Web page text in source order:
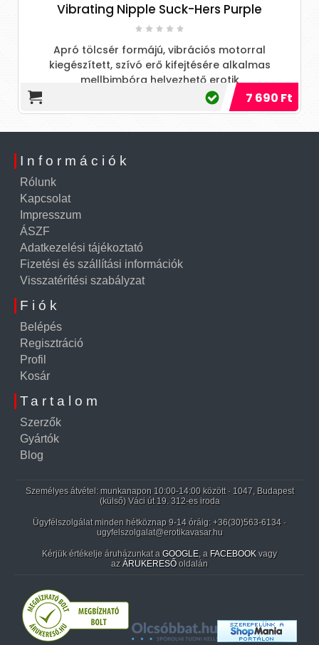
Vibrating Nipple Suck-Hers Purple
Apró tölcsér formájú, vibrációs motorral
kiegészített, szívó erő kifejtésére alkalmas
mellbimbóra helyezhető erotik
7 690 Ft
Információk
Rólunk
Kapcsolat
Impresszum
ÁSZF
Adatkezelési tájékoztató
Fizetési és szállítási információk
Visszatérítési szabályzat
Fiók
Belépés
Regisztráció
Profil
Kosár
Tartalom
Szerzők
Gyártók
Blog
Személyes átvétel: munkanapon 10:00-14:00 között · 1047, Budapest
(külső) Váci út 19. 312-es iroda
Ügyfélszolgálat minden hétköznap 9-14 óráig: +36(30)563-6134 ·
ugyfelszolgalat@erotikavasar.hu
Kérjük értékelje áruházunkat a GOOGLE , a FACEBOOK vagy
az ÁRUKERESŐ oldalán